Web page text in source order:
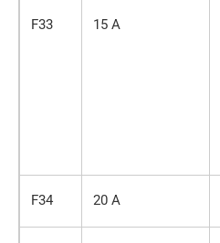
F33 15 А
F34 20 А